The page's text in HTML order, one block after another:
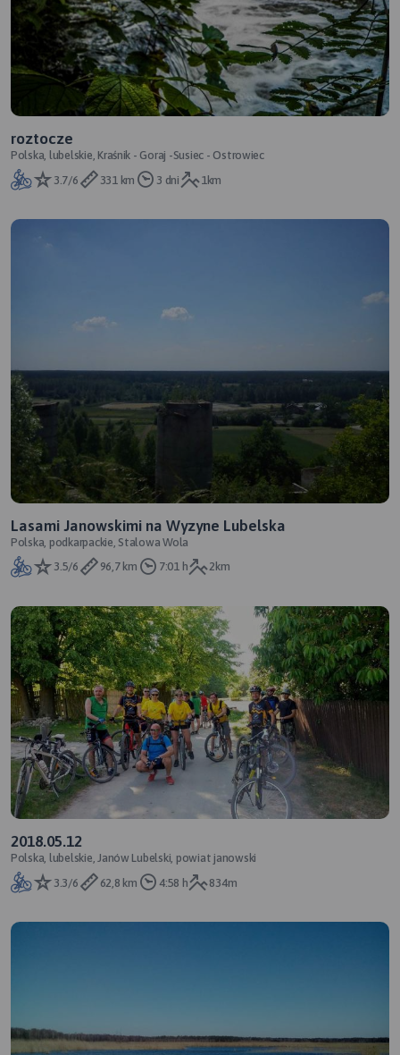
roztocze
Polska, lubelskie, Kraśnik - Goraj -Susiec - Ostrowiec
3.7/6
331 km 3 dni 1km
Lasami Janowskimi na Wyzyne Lubelska
Polska, podkarpackie, Stalowa Wola
3.5/6
96,7 km 7:01 h 2km
2018.05.12
Polska, lubelskie, Janów Lubelski, powiat janowski
3.3/6
62,8 km 4:58 h 834m